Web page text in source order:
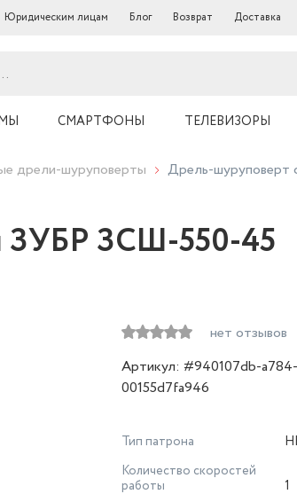
Юридическим лицам Блог Возврат Доставка
СМАРТФОНЫ ТЕЛЕВИЗОРЫ
дрели-шуруповерты Дрель-
ЗУБР ЗСШ-550-45
нет отзывов
Артикул: #940107db-
00155d7fa946
Тип патрона
Количество скоростей
работы
1